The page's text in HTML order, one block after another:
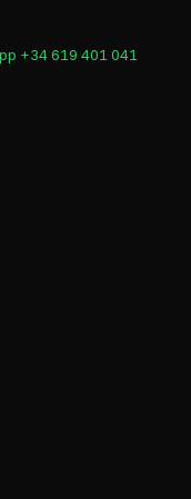
+34 619 401 041